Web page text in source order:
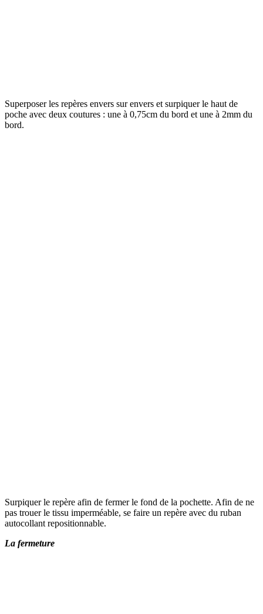
Superposer les repères envers sur envers et surpiquer le haut de
poche avec deux coutures : une à 0,75cm du bord et une à 2mm du
bord.
Surpiquer le repère afin de fermer le fond de la pochette. Afin de ne
pas trouer le tissu imperméable, se faire un repère avec du ruban
autocollant repositionnable.
La fermeture